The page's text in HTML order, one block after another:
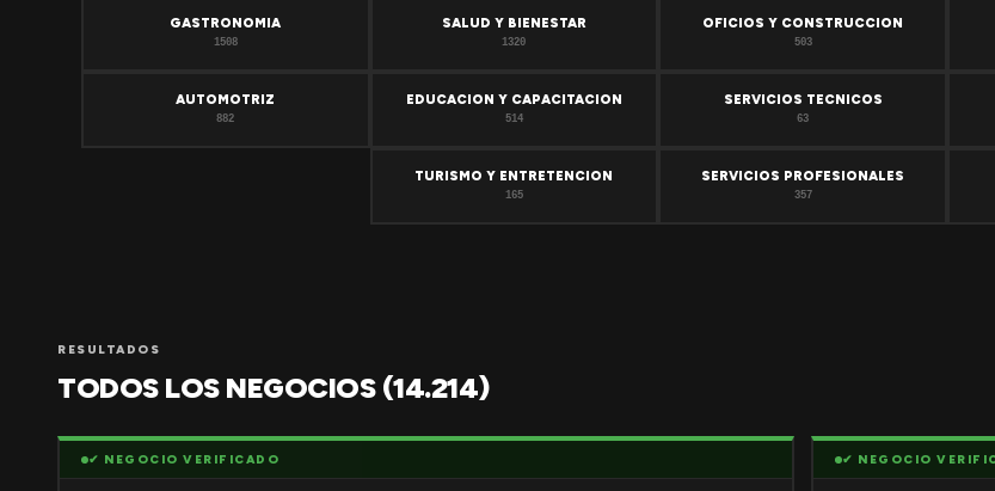
GASTRONOMIA
1508
SALUD Y BIENESTAR
1320
OFICIOS Y CONSTRUCCION
503
AUTOMOTRIZ
882
EDUCACION Y CAPACITACION
514
SERVICIOS TECNICOS
63
TURISMO Y ENTRETENCION
165
SERVICIOS PROFESIONALES
357
RESULTADOS
TODOS LOS NEGOCIOS (14.214)
✔ NEGOCIO VERIFICADO ✔ NEGOCIO